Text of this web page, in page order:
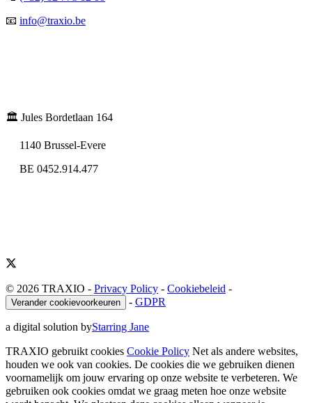
📧 info@traxio.be
🏛️ Jules Bordetlaan 164
1140 Brussel-Evere
BE 0452.914.477
© 2026 TRAXIO - Privacy Policy - Cookiebeleid -
Verander cookievoorkeuren - GDPR
a digital solution byStarring Jane
TRAXIO gebruikt cookies Cookie Policy Net als andere websites,
houden we ook van cookies. De cookies die we gebruiken dienen
voornamelijk om jouw ervaring op onze website te verbeteren. We
gebruiken ook cookies omdat we graag meten hoe onze website